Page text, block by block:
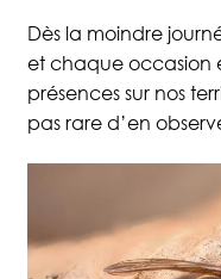
Dès la moindre
et chaque occasion
présences sur nos
pas rare d’en